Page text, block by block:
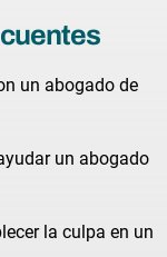
un abogado de
un abogado
la culpa en un